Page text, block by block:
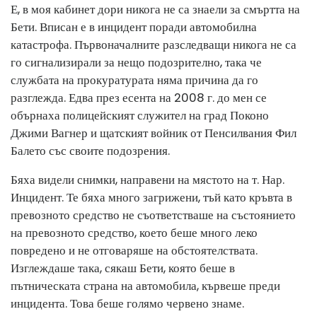
Е, в моя кабинет дори никога не са знаели за смъртта на
Бети. Вписан е в инцидент поради автомобилна
катастрофа. Първоначалните разследващи никога не са
го сигнализирали за нещо подозрително, така че
службата на прокуратурата няма причина да го
разглежда. Едва през есента на 2008 г. до мен се
обърнаха полицейският служител на град Поконо
Джими Вагнер и щатският войник от Пенсилвания Фил
Балето със своите подозрения.
Бяха видели снимки, направени на мястото на т. Нар.
Инцидент. Те бяха много загрижени, тъй като кръвта в
превозното средство не съответстваше на състоянието
на превозното средство, което беше много леко
повредено и не отговаряше на обстоятелствата.
Изглеждаше така, сякаш Бети, която беше в
пътническата страна на автомобила, кървеше преди
инцидента. Това беше голямо червено знаме.